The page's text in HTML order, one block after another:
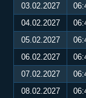
03.02.2027
04.02.2027
05.02.2027
06.02.2027
07.02.2027
08.02.2027